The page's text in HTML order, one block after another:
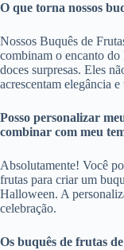
O que torna nossos
Nossos Buquês de
combinam o encanto do
doces surpresas. Eles
acrescentam elegância
Posso personalizar
combinar com meu
Absolutamente! Você
frutas para criar um
Halloween. A
celebração.
Os buquês de frutas